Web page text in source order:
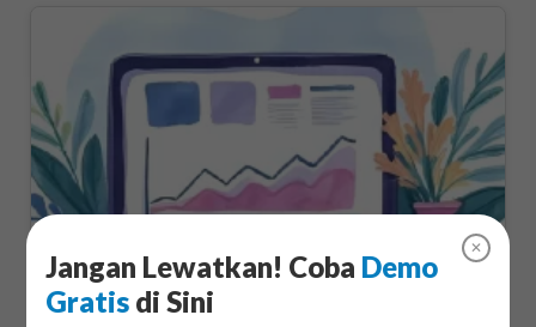
✕
Jangan Lewatkan! Coba Demo
Gratis di Sini
12 Sales Tools Terbaik untuk Penjualan Bisnis
2026
14/08/2025